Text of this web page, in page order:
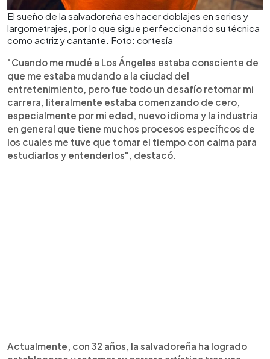
El sueño de la salvadoreña es hacer doblajes en series y
largometrajes, por lo que sigue perfeccionando su técnica
como actriz y cantante. Foto: cortesía
"Cuando me mudé a Los Ángeles estaba consciente de
que me estaba mudando a la ciudad del
entretenimiento, pero fue todo un desafío retomar mi
carrera, literalmente estaba comenzando de cero,
especialmente por mi edad, nuevo idioma y la industria
en general que tiene muchos procesos específicos de
los cuales me tuve que tomar el tiempo con calma para
estudiarlos y entenderlos", destacó.
Actualmente, con 32 años, la salvadoreña ha logrado